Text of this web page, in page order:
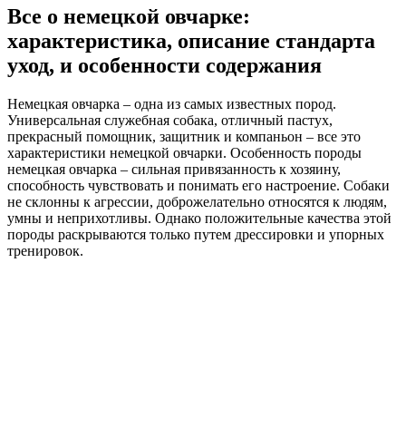
Все о немецкой овчарке:
характеристика, описание стандарта
уход, и особенности содержания
Немецкая овчарка – одна из самых известных пород.
Универсальная служебная собака, отличный пастух,
прекрасный помощник, защитник и компаньон – все это
характеристики немецкой овчарки. Особенность породы
немецкая овчарка – сильная привязанность к хозяину,
способность чувствовать и понимать его настроение. Собаки
не склонны к агрессии, доброжелательно относятся к людям,
умны и неприхотливы. Однако положительные качества этой
породы раскрываются только путем дрессировки и упорных
тренировок.